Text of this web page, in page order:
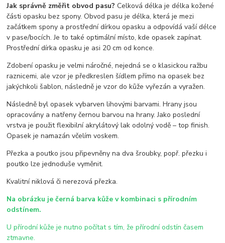
Jak správně změřit obvod pasu?Celková délka je délka kožené
části opasku bez spony. Obvod pasu je délka, která je mezi
začátkem spony a prostřední dírkou opasku a odpovídá vaší délce
v pase/bocích. Je to také optimální místo, kde opasek zapínat.
Prostřední dírka opasku je asi 20 cm od konce.
Zdobení opasku je velmi náročné, nejedná se o klasickou ražbu
raznicemi, ale vzor je předkreslen šídlem přímo na opasek bez
jakýchkoli šablon, následně je vzor do kůže vyřezán a vyražen.
Následně byl opasek vybarven lihovými barvami. Hrany jsou
opracovány a natřeny černou barvou na hrany. Jako poslední
vrstva je použit flexibilní akrylátový lak odolný vodě – top finish.
Opasek je namazán včelím voskem.
Přezka a poutko jsou připevněny na dva šroubky, popř. přezku i
poutko lze jednoduše vyměnit.
Kvalitní niklová či nerezová přezka.
Na obrázku je černá barva kůže v kombinaci s přírodním
odstínem.
U přírodní kůže je nutno počítat s tím, že přírodní odstín časem
ztmavne.